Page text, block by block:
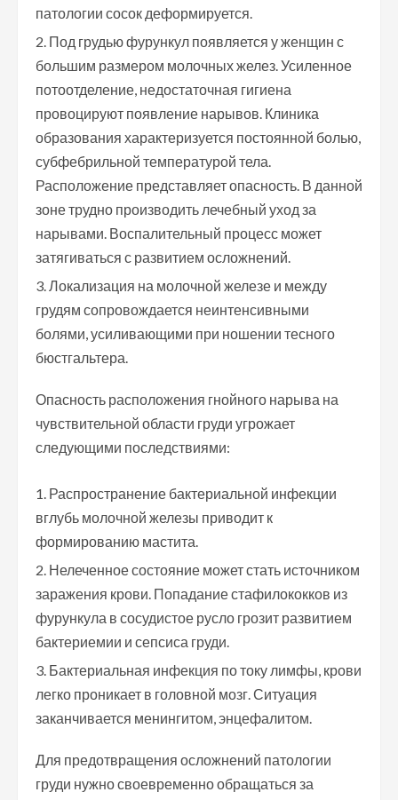
патологии сосок деформируется.
Под грудью фурункул появляется у женщин с
большим размером молочных желез. Усиленное
потоотделение, недостаточная гигиена
провоцируют появление нарывов. Клиника
образования характеризуется постоянной болью,
субфебрильной температурой тела.
Расположение представляет опасность. В данной
зоне трудно производить лечебный уход за
нарывами. Воспалительный процесс может
затягиваться с развитием осложнений.
Локализация на молочной железе и между
грудям сопровождается неинтенсивными
болями, усиливающими при ношении тесного
бюстгальтера.
Опасность расположения гнойного нарыва на
чувствительной области груди угрожает
следующими последствиями:
Распространение бактериальной инфекции
вглубь молочной железы приводит к
формированию мастита.
Нелеченное состояние может стать источником
заражения крови. Попадание стафилококков из
фурункула в сосудистое русло грозит развитием
бактериемии и сепсиса груди.
Бактериальная инфекция по току лимфы, крови
легко проникает в головной мозг. Ситуация
заканчивается менингитом, энцефалитом.
Для предотвращения осложнений патологии
груди нужно своевременно обращаться за